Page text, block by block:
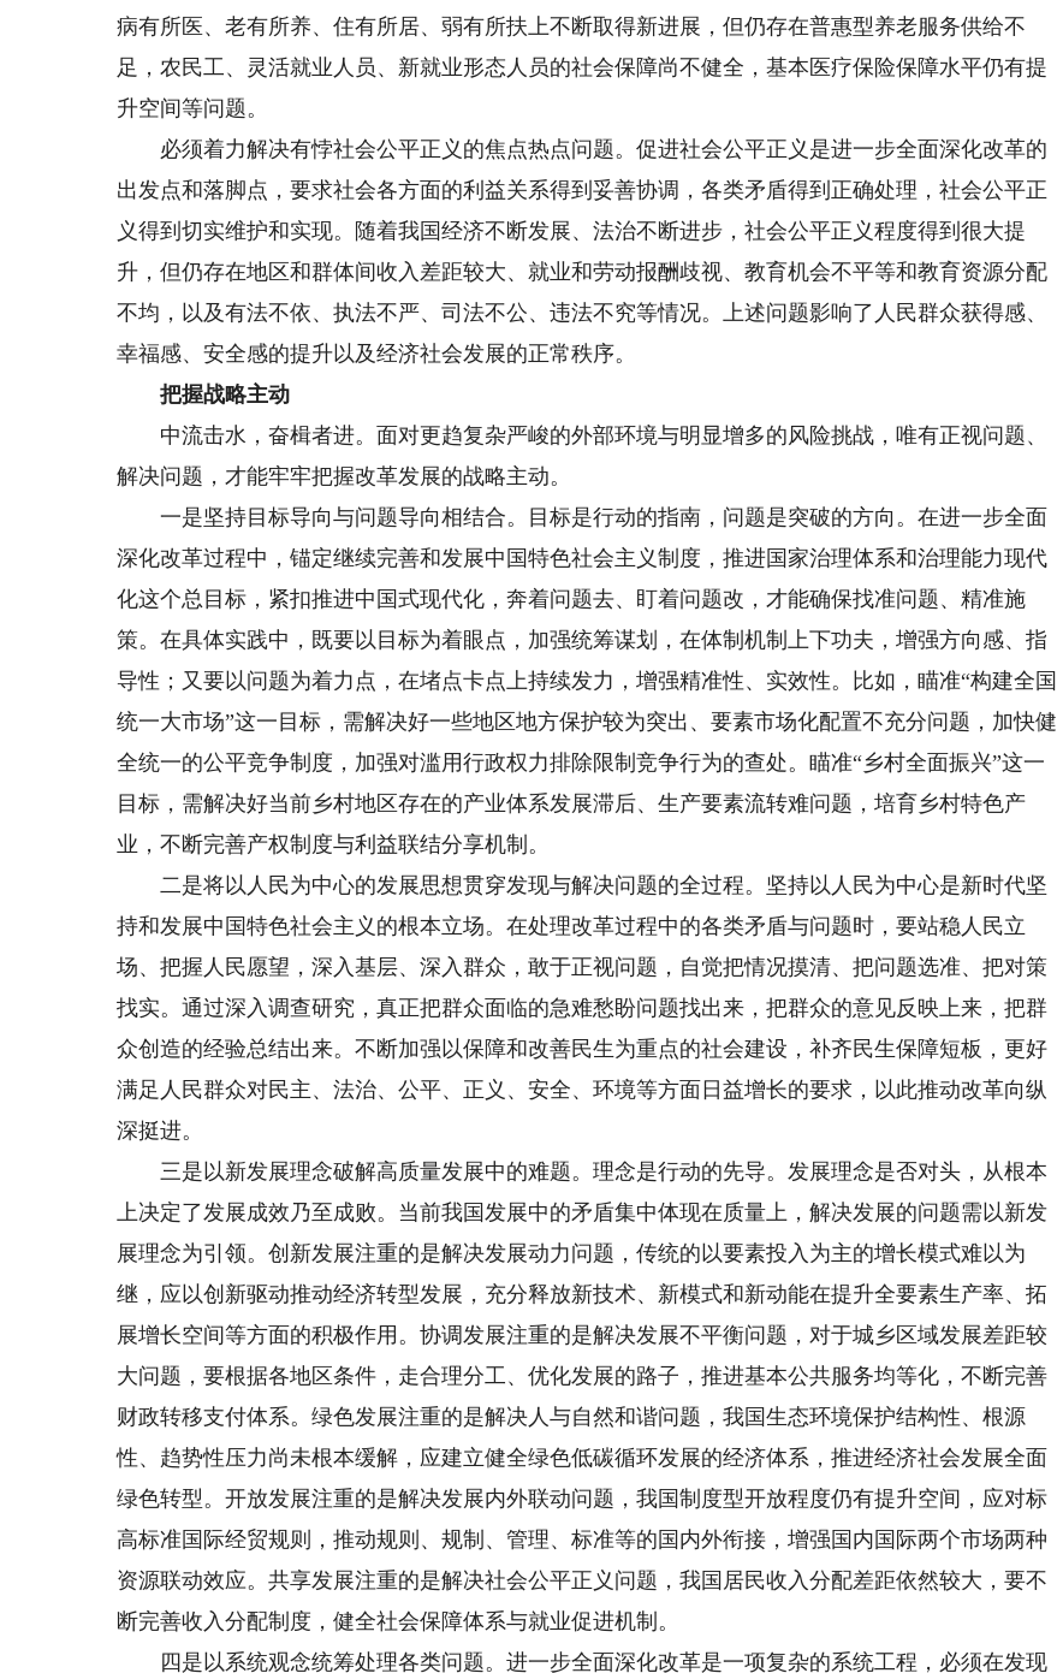
病有所医、老有所养、住有所居、弱有所扶上不断取得新进展，但仍存在普惠型养老服务供给不
足，农民工、灵活就业人员、新就业形态人员的社会保障尚不健全，基本医疗保险保障水平仍有提
升空间等问题。
必须着力解决有悖社会公平正义的焦点热点问题。促进社会公平正义是进一步全面深化改革的
出发点和落脚点，要求社会各方面的利益关系得到妥善协调，各类矛盾得到正确处理，社会公平正
义得到切实维护和实现。随着我国经济不断发展、法治不断进步，社会公平正义程度得到很大提
升，但仍存在地区和群体间收入差距较大、就业和劳动报酬歧视、教育机会不平等和教育资源分配
不均，以及有法不依、执法不严、司法不公、违法不究等情况。上述问题影响了人民群众获得感、
幸福感、安全感的提升以及经济社会发展的正常秩序。
把握战略主动
中流击水，奋楫者进。面对更趋复杂严峻的外部环境与明显增多的风险挑战，唯有正视问题、
解决问题，才能牢牢把握改革发展的战略主动。
一是坚持目标导向与问题导向相结合。目标是行动的指南，问题是突破的方向。在进一步全面
深化改革过程中，锚定继续完善和发展中国特色社会主义制度，推进国家治理体系和治理能力现代
化这个总目标，紧扣推进中国式现代化，奔着问题去、盯着问题改，才能确保找准问题、精准施
策。在具体实践中，既要以目标为着眼点，加强统筹谋划，在体制机制上下功夫，增强方向感、指
导性；又要以问题为着力点，在堵点卡点上持续发力，增强精准性、实效性。比如，瞄准“构建全国
统一大市场”这一目标，需解决好一些地区地方保护较为突出、要素市场化配置不充分问题，加快健
全统一的公平竞争制度，加强对滥用行政权力排除限制竞争行为的查处。瞄准“乡村全面振兴”这一
目标，需解决好当前乡村地区存在的产业体系发展滞后、生产要素流转难问题，培育乡村特色产
业，不断完善产权制度与利益联结分享机制。
二是将以人民为中心的发展思想贯穿发现与解决问题的全过程。坚持以人民为中心是新时代坚
持和发展中国特色社会主义的根本立场。在处理改革过程中的各类矛盾与问题时，要站稳人民立
场、把握人民愿望，深入基层、深入群众，敢于正视问题，自觉把情况摸清、把问题选准、把对策
找实。通过深入调查研究，真正把群众面临的急难愁盼问题找出来，把群众的意见反映上来，把群
众创造的经验总结出来。不断加强以保障和改善民生为重点的社会建设，补齐民生保障短板，更好
满足人民群众对民主、法治、公平、正义、安全、环境等方面日益增长的要求，以此推动改革向纵
深挺进。
三是以新发展理念破解高质量发展中的难题。理念是行动的先导。发展理念是否对头，从根本
上决定了发展成效乃至成败。当前我国发展中的矛盾集中体现在质量上，解决发展的问题需以新发
展理念为引领。创新发展注重的是解决发展动力问题，传统的以要素投入为主的增长模式难以为
继，应以创新驱动推动经济转型发展，充分释放新技术、新模式和新动能在提升全要素生产率、拓
展增长空间等方面的积极作用。协调发展注重的是解决发展不平衡问题，对于城乡区域发展差距较
大问题，要根据各地区条件，走合理分工、优化发展的路子，推进基本公共服务均等化，不断完善
财政转移支付体系。绿色发展注重的是解决人与自然和谐问题，我国生态环境保护结构性、根源
性、趋势性压力尚未根本缓解，应建立健全绿色低碳循环发展的经济体系，推进经济社会发展全面
绿色转型。开放发展注重的是解决发展内外联动问题，我国制度型开放程度仍有提升空间，应对标
高标准国际经贸规则，推动规则、规制、管理、标准等的国内外衔接，增强国内国际两个市场两种
资源联动效应。共享发展注重的是解决社会公平正义问题，我国居民收入分配差距依然较大，要不
断完善收入分配制度，健全社会保障体系与就业促进机制。
四是以系统观念统筹处理各类问题。进一步全面深化改革是一项复杂的系统工程，必须在发现